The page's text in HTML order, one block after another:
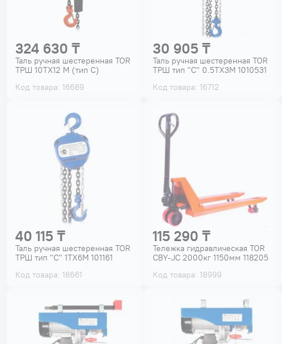
324 630 ₸
Таль ручная шестеренная TOR
ТРШ 10ТХ12 М (тип C)
Код товара: 16689
30 905 ₸
Таль ручная шестеренная TOR
ТРШ тип "С" 0.5ТХ3М 1010531
Код товара: 16712
40 115 ₸
Таль ручная шестеренная TOR
ТРШ тип "С" 1ТХ6М 101161
Код товара: 18661
115 290 ₸
Тележка гидравлическая TOR
CBY-JC 2000кг 1150мм 118205
Код товара: 18999